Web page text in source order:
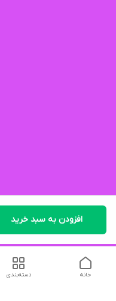
افزودن به سبد خرید
دسته‌بندی خانه